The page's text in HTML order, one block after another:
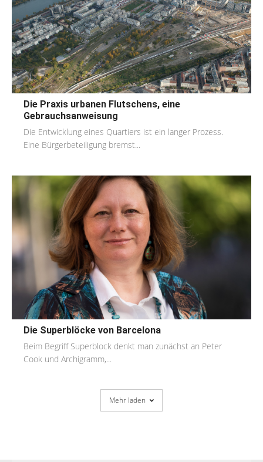
Die Praxis urbanen Flutschens, eine
Gebrauchsanweisung
Die Entwicklung eines Quartiers ist ein langer Prozess.
Eine Bürgerbeteiligung bremst...
Die Superblöcke von Barcelona
Beim Begriff Superblock denkt man zunächst an Peter
Cook und Archigramm,...
Mehr laden